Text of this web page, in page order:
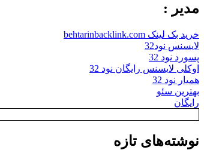
مدیر :
خرید بک لینک behtarinbacklink.com
لایسنس نود32
پسورد نود 32
اوکلی لایسنس رایگان نود 32
همیار نود 32
بهترین سئو
رایگان
نوشته‌های تازه